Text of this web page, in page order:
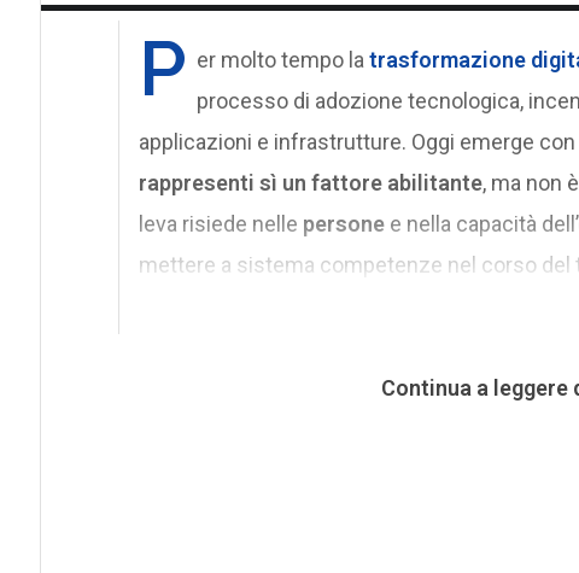
P er molto tempo la trasformazione
processo di adozione tecnologica,
applicazioni e infrastrutture. Oggi emerge
rappresenti sì un fattore abilitante, ma non
leva risiede nelle personee nella capacità
mettere a sistema competenze nel corso del
Continua a